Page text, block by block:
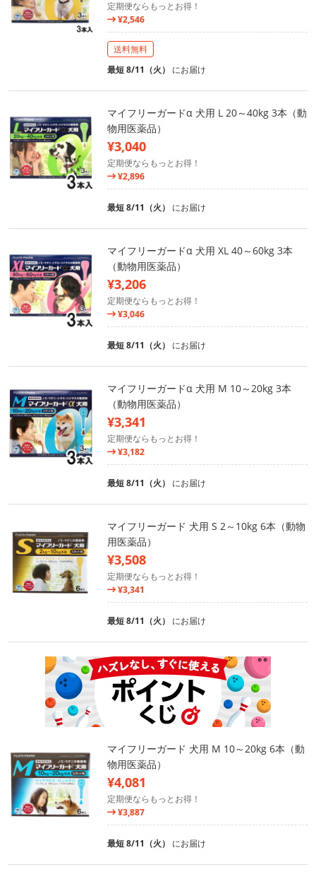
定期便ならもっとお得！
¥2,546
送料無料
最短 8/11（火） にお届け
マイフリーガードα 犬用 L 20～40kg 3本（動
物用医薬品）
¥3,040
定期便ならもっとお得！
¥2,896
最短 8/11（火） にお届け
マイフリーガードα 犬用 XL 40～60kg 3本
（動物用医薬品）
¥3,206
定期便ならもっとお得！
¥3,046
最短 8/11（火） にお届け
マイフリーガードα 犬用 M 10～20kg 3本
（動物用医薬品）
¥3,341
定期便ならもっとお得！
¥3,182
最短 8/11（火） にお届け
マイフリーガード 犬用 S 2～10kg 6本（動物
用医薬品）
¥3,508
定期便ならもっとお得！
¥3,341
最短 8/11（火） にお届け
マイフリーガード 犬用 M 10～20kg 6本（動
物用医薬品）
¥4,081
定期便ならもっとお得！
¥3,887
最短 8/11（火） にお届け